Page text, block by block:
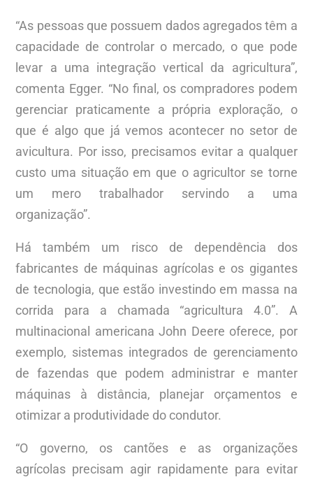
“As pessoas que possuem dados agregados têm a
capacidade de controlar o mercado, o que pode
levar a uma integração vertical da agricultura”,
comenta Egger. “No final, os compradores podem
gerenciar praticamente a própria exploração, o
que é algo que já vemos acontecer no setor de
avicultura. Por isso, precisamos evitar a qualquer
custo uma situação em que o agricultor se torne
um mero trabalhador servindo a uma
organização”.
Há também um risco de dependência dos
fabricantes de máquinas agrícolas e os gigantes
de tecnologia, que estão investindo em massa na
corrida para a chamada “agricultura 4.0”. A
multinacional americana John Deere oferece, por
exemplo, sistemas integrados de gerenciamento
de fazendas que podem administrar e manter
máquinas à distância, planejar orçamentos e
otimizar a produtividade do condutor.
“O governo, os cantões e as organizações
agrícolas precisam agir rapidamente para evitar